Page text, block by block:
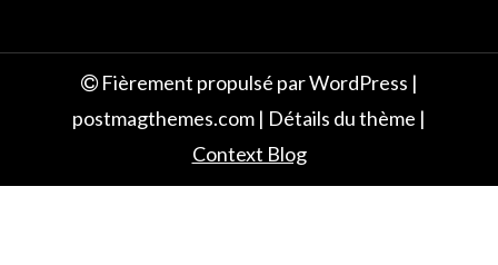
Fièrement propulsé par WordPress |
postmagthemes.com | Détails du thème |
Context Blog